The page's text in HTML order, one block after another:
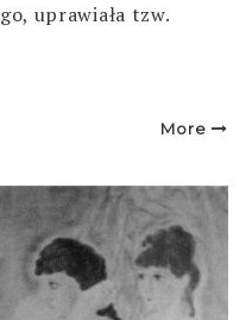
uprawiała tzw.
More